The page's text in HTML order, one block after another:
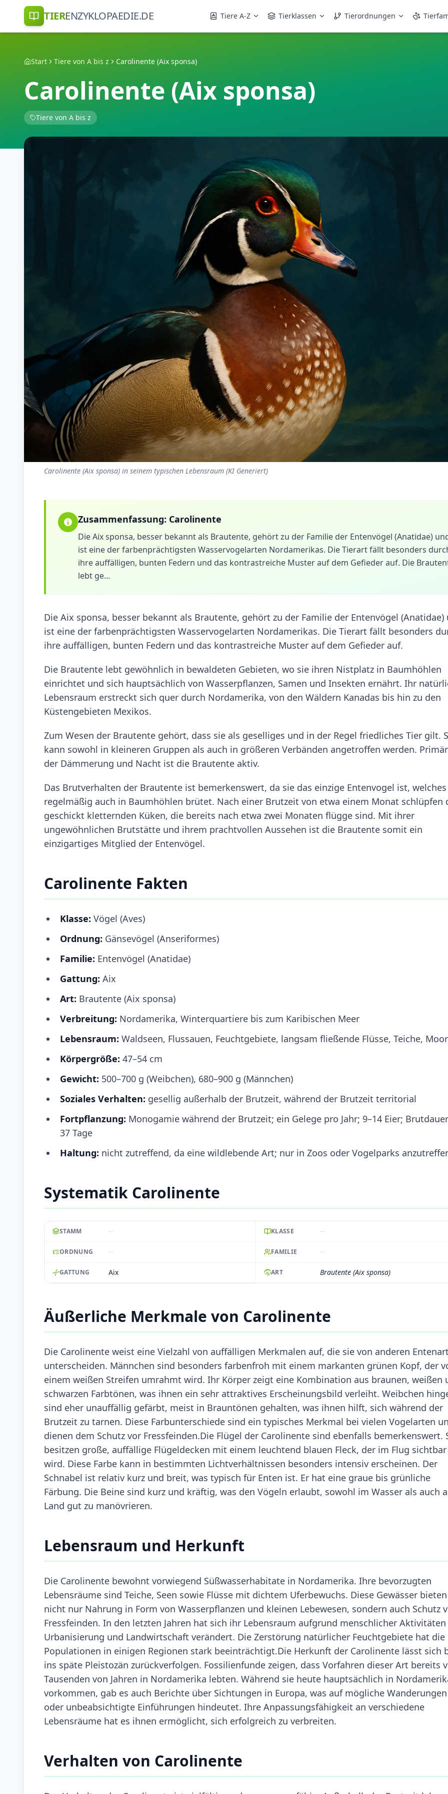
TIERENZYKLOPAEDIE.DE Tiere A-Z Tierklassen Tierordnungen
Start Tiere von A bis z Carolinente (Aix sponsa)
Carolinente (Aix sponsa)
Tiere von A bis z
Carolinente (Aix sponsa) in seinem typischen Lebensraum (KI Generiert)
Zusammenfassung: Carolinente
Die Aix sponsa, besser bekannt als Brautente, gehört zu der Familie der Entenvögel (Anatidae)
ist eine der farbenprächtigsten Wasservogelarten Nordamerikas. Die Tierart fällt besonders
ihre auffälligen, bunten Federn und das kontrastreiche Muster auf dem Gefieder auf. Die
lebt ge...
Die Aix sponsa, besser bekannt als Brautente, gehört zu der Familie der Entenvögel (Anatidae)
ist eine der farbenprächtigsten Wasservogelarten Nordamerikas. Die Tierart fällt besonders
ihre auffälligen, bunten Federn und das kontrastreiche Muster auf dem Gefieder auf.
Die Brautente lebt gewöhnlich in bewaldeten Gebieten, wo sie ihren Nistplatz in Baumhöhlen
einrichtet und sich hauptsächlich von Wasserpflanzen, Samen und Insekten ernährt. Ihr
Lebensraum erstreckt sich quer durch Nordamerika, von den Wäldern Kanadas bis hin zu den
Küstengebieten Mexikos.
Zum Wesen der Brautente gehört, dass sie als geselliges und in der Regel friedliches Tier gilt.
kann sowohl in kleineren Gruppen als auch in größeren Verbänden angetroffen werden.
der Dämmerung und Nacht ist die Brautente aktiv.
Das Brutverhalten der Brautente ist bemerkenswert, da sie das einzige Entenvogel ist, welches
regelmäßig auch in Baumhöhlen brütet. Nach einer Brutzeit von etwa einem Monat schlüpfen
geschickt kletternden Küken, die bereits nach etwa zwei Monaten flügge sind. Mit ihrer
ungewöhnlichen Brutstätte und ihrem prachtvollen Aussehen ist die Brautente somit ein
einzigartiges Mitglied der Entenvögel.
Carolinente Fakten
Klasse: Vögel (Aves)
Ordnung: Gänsevögel (Anseriformes)
Familie: Entenvögel (Anatidae)
Gattung: Aix
Art: Brautente (Aix sponsa)
Verbreitung: Nordamerika, Winterquartiere bis zum Karibischen Meer
Lebensraum: Waldseen, Flussauen, Feuchtgebiete, langsam fließende Flüsse, Teiche,
Körpergröße: 47–54 cm
Gewicht: 500–700 g (Weibchen), 680–900 g (Männchen)
Soziales Verhalten: gesellig außerhalb der Brutzeit, während der Brutzeit territorial
Fortpflanzung: Monogamie während der Brutzeit; ein Gelege pro Jahr; 9–14 Eier;
37 Tage
Haltung: nicht zutreffend, da eine wildlebende Art; nur in Zoos oder Vogelparks
Systematik Carolinente
STAMM -- KLASSE --
ORDNUNG -- FAMILIE --
GATTUNG Aix ART Brautente (Aix sponsa)
Äußerliche Merkmale von Carolinente
Die Carolinente weist eine Vielzahl von auffälligen Merkmalen auf, die sie von anderen
unterscheiden. Männchen sind besonders farbenfroh mit einem markanten grünen Kopf, der
einem weißen Streifen umrahmt wird. Ihr Körper zeigt eine Kombination aus braunen, weißen
schwarzen Farbtönen, was ihnen ein sehr attraktives Erscheinungsbild verleiht. Weibchen
sind eher unauffällig gefärbt, meist in Brauntönen gehalten, was ihnen hilft, sich während der
Brutzeit zu tarnen. Diese Farbunterschiede sind ein typisches Merkmal bei vielen Vogelarten
dienen dem Schutz vor Fressfeinden.Die Flügel der Carolinente sind ebenfalls bemerkenswert.
besitzen große, auffällige Flügeldecken mit einem leuchtend blauen Fleck, der im Flug sichtbar
wird. Diese Farbe kann in bestimmten Lichtverhältnissen besonders intensiv erscheinen. Der
Schnabel ist relativ kurz und breit, was typisch für Enten ist. Er hat eine graue bis grünliche
Färbung. Die Beine sind kurz und kräftig, was den Vögeln erlaubt, sowohl im Wasser als auch
Land gut zu manövrieren.
Lebensraum und Herkunft
Die Carolinente bewohnt vorwiegend Süßwasserhabitate in Nordamerika. Ihre bevorzugten
Lebensräume sind Teiche, Seen sowie Flüsse mit dichtem Uferbewuchs. Diese Gewässer bieten
nicht nur Nahrung in Form von Wasserpflanzen und kleinen Lebewesen, sondern auch Schutz
Fressfeinden. In den letzten Jahren hat sich ihr Lebensraum aufgrund menschlicher
Urbanisierung und Landwirtschaft verändert. Die Zerstörung natürlicher Feuchtgebiete hat die
Populationen in einigen Regionen stark beeinträchtigt.Die Herkunft der Carolinente lässt sich
ins späte Pleistozän zurückverfolgen. Fossilienfunde zeigen, dass Vorfahren dieser Art bereits
Tausenden von Jahren in Nordamerika lebten. Während sie heute hauptsächlich in
vorkommen, gab es auch Berichte über Sichtungen in Europa, was auf mögliche Wanderungen
oder unbeabsichtigte Einführungen hindeutet. Ihre Anpassungsfähigkeit an verschiedene
Lebensräume hat es ihnen ermöglicht, sich erfolgreich zu verbreiten.
Verhalten von Carolinente